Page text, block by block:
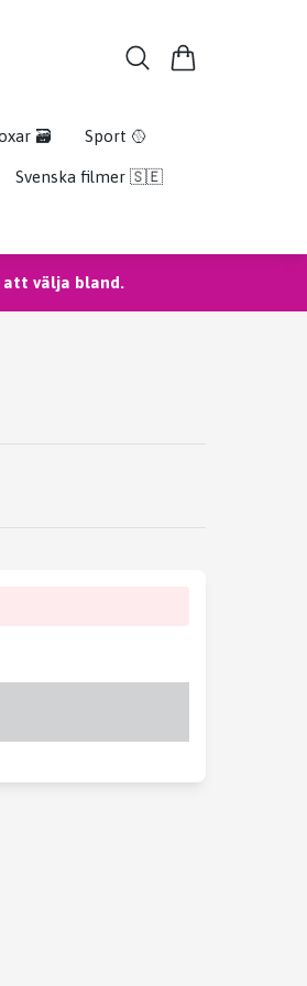
🗃️ Sport 🥎
Svenska filmer 🇸🇪
att välja bland.